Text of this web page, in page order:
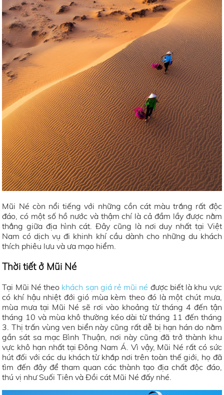
Mũi Né còn nổi tiếng với những cồn cát màu trắng rất độc
đáo, có một số hồ nước và thậm chí là cả đầm lầy được nằm
thẳng giữa địa hình cát. Đây cũng là nơi duy nhất tại Việt
Nam có dịch vụ đi khinh khí cầu dành cho những du khách
thích phiêu lưu và ưa mạo hiểm.
Thời tiết ở Mũi Né
Tại Mũi Né theo khách sạn giá rẻ mũi né được biết là khu vực
có khí hậu nhiệt đới gió mùa kèm theo đó là một chút mưa,
mùa mưa tại Mũi Né sẽ rơi vào khoảng từ tháng 4 đến tận
tháng 10 và mùa khô thường kéo dài từ tháng 11 đến tháng
3. Thị trấn vùng ven biển này cũng rất dễ bị hạn hán do nằm
gần sát sa mạc Bình Thuận, nơi này cũng đã trở thành khu
vực khô hạn nhất tại Đông Nam Á. Vì vậy, Mũi Né rất có sức
hút đối với các du khách từ khắp nơi trên toàn thế giới, họ đã
tìm đến đây để tham quan các thành tạo địa chất độc đáo,
thú vị như Suối Tiên và Đồi cát Mũi Né đấy nhé.